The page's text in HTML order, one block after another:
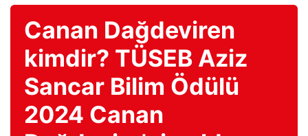
Canan Dağdeviren
kimdir? TÜSEB Aziz
Sancar Bilim Ödülü
2024 Canan